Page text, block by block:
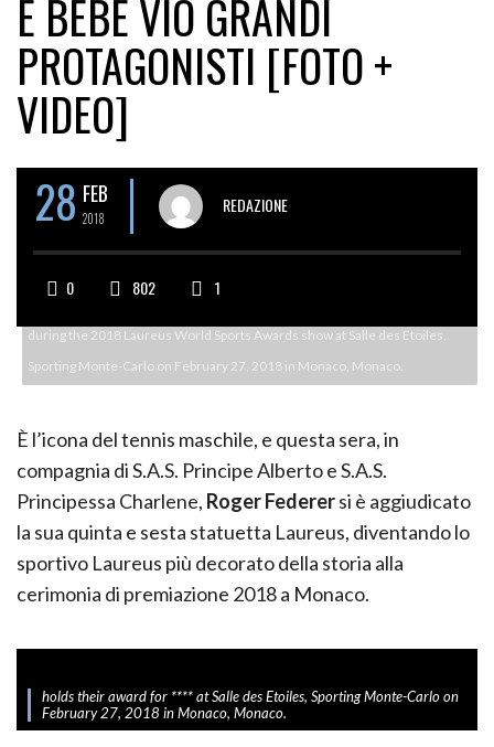
E BEBE VIO GRANDI
PROTAGONISTI [FOTO +
VIDEO]
28 FEB
2018
REDAZIONE
0 802 1
during the 2018 Laureus World Sports Awards show at Salle des Etoiles,
Sporting Monte-Carlo on February 27, 2018 in Monaco, Monaco.
È l’icona del tennis maschile, e questa sera, in
compagnia di S.A.S. Principe Alberto e S.A.S.
Principessa Charlene, Roger Federersi è aggiudicato
la sua quinta e sesta statuetta Laureus, diventando lo
sportivo Laureus più decorato della storia alla
cerimonia di premiazione 2018 a Monaco.
holds their award for **** at Salle des Etoiles, Sporting Monte-Carlo on
February 27, 2018 in Monaco, Monaco.